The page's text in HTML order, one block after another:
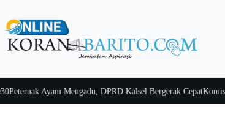
Ayam Mengadu, DPRD Kalsel Bergerak CepatKomisi III